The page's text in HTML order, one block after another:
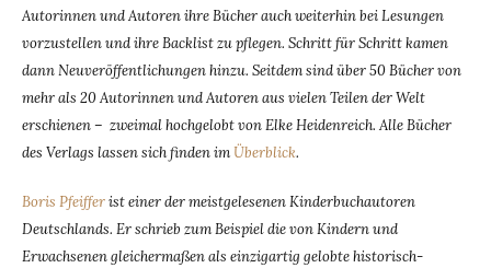
Autorinnen und Autoren ihre Bücher auch weiterhin bei Lesungen
vorzustellen und ihre Backlist zu pflegen. Schritt für Schritt kamen
dann Neuveröffentlichungen hinzu. Seitdem sind über 50 Bücher von
mehr als 20 Autorinnen und Autoren aus vielen Teilen der Welt
erschienen – zweimal hochgelobt von Elke Heidenreich. Alle Bücher
des Verlags lassen sich finden imÜberblick.
Boris Pfeifferist einer der meistgelesenen Kinderbuchautoren
Deutschlands. Er schrieb zum Beispiel die von Kindern und
Erwachsenen gleichermaßen als einzigartig gelobte historisch-